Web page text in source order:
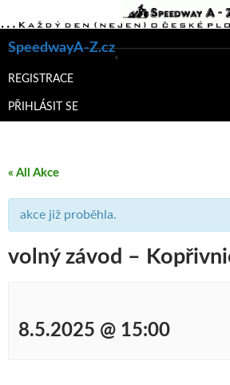
SpeedwayA-Z.cz
K
WEBU
REGISTRACE
PŘIHLÁSIT SE
« All Akce
akce již proběhla.
volný závod –
8.5.2025 @ 15:00